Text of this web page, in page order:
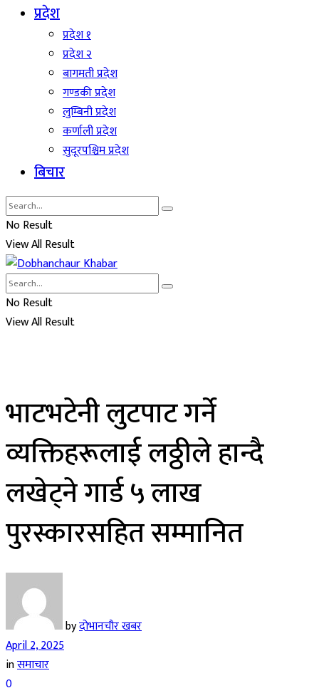
प्रदेश
प्रदेश १
प्रदेश २
बागमती प्रदेश
गण्डकी प्रदेश
लुम्बिनी प्रदेश
कर्णाली प्रदेश
सुदूरपश्चिम प्रदेश
बिचार
No Result
View All Result
No Result
View All Result
भाटभटेनी लुटपाट गर्ने
व्यक्तिहरूलाई लठ्ठीले हान्दै
लखेट्ने गार्ड ५ लाख
पुरस्कारसहित सम्मानित
byदोभानचौर खबर
April 2, 2025
inसमाचार
0